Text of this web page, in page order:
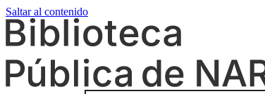
Saltar al contenido